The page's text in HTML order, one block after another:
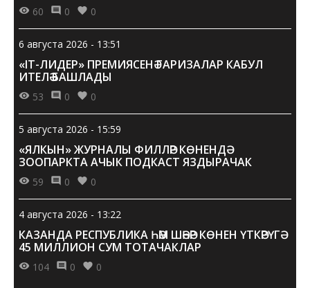
60 0 0
6 августа 2026 - 13:51
«IT-ЛИДЕР» ПРЕМИЯСЕНӘ ГАРИЗАЛАР КАБУЛ
ИТЕЛӘ БАШЛАДЫ
53 0 0
5 августа 2026 - 15:59
«ЯЛКЫН» ЖУРНАЛЫ ФИЛЛӘР КӨНЕНДӘ
ЗООПАРКТА АЧЫК ПОДКАСТ ЯЗДЫРАЧАК
59 0 0
4 августа 2026 - 13:22
КАЗАНДА РЕСПУБЛИКА ҺӘМ ШӘҺӘР КӨНЕН ҮТКӘРҮГӘ
45 МИЛЛИОН СУМ ТОТАЧАКЛАР
104 0 0